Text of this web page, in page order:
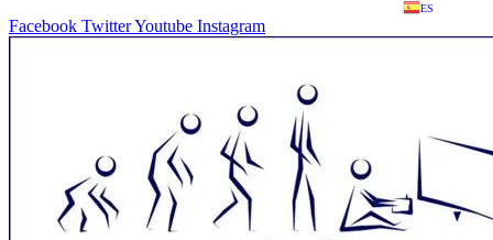
ES
Facebook TwitterYoutube Instagram